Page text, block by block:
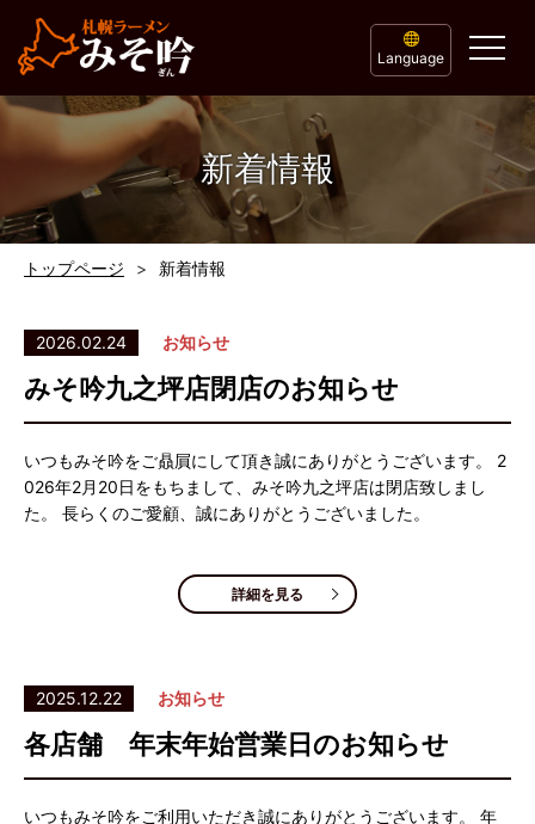
Language
新着情報
トップページ 新着情報
2026.02.24 お知らせ
みそ吟九之坪店閉店のお知らせ
いつもみそ吟をご贔屓にして頂き誠にありがとうございます。 2
026年2月20日をもちまして、みそ吟九之坪店は閉店致しまし
た。 長らくのご愛顧、誠にありがとうございました。
詳細を見る
2025.12.22 お知らせ
各店舗 年末年始営業日のお知らせ
いつもみそ吟をご利用いただき誠にありがとうございます。 年